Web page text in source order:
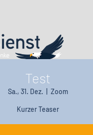
Test
Sa., 31. Dez. Zoom
Kurzer Teaser